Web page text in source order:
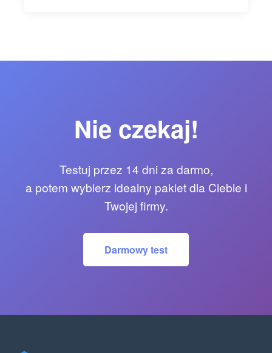
Nie czekaj!
Testuj przez 14 dni za darmo,
a potem wybierz idealny pakiet dla Ciebie i
Twojej firmy.
Darmowy test